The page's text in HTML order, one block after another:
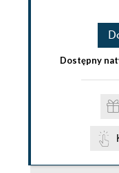
Dostępny